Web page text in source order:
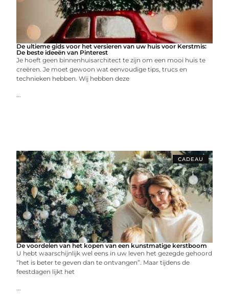
De ultieme gids voor het versieren van uw huis voor Kerstmis:
De beste ideeën van Pinterest
Je hoeft geen binnenhuisarchitect te zijn om een mooi huis te
creëren. Je moet gewoon wat eenvoudige tips, trucs en
technieken hebben. Wij hebben deze
...
CADEAU
De voordelen van het kopen van een kunstmatige kerstboom
U hebt waarschijnlijk wel eens in uw leven het gezegde gehoord
“het is beter te geven dan te ontvangen”. Maar tijdens de
feestdagen lijkt het
...